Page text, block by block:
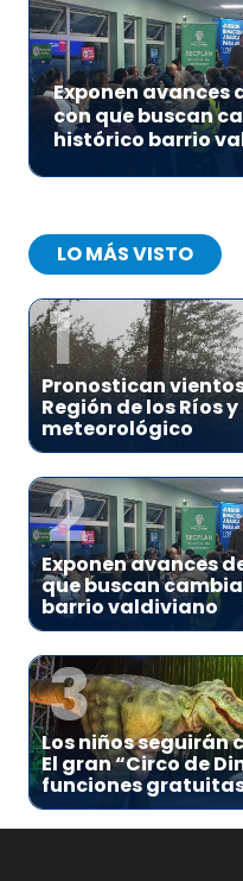
Exponen avances
con que buscan
histórico barrio
LO MÁS VISTO
1
Pronostican
Región de los Ríos
meteorológico
2
Exponen avances
que buscan
barrio valdiviano
3
Los niños seguirán
El gran “Circo de
funciones